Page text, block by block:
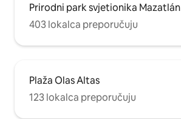
Prirodni park svjetionika Mazatlán
403 lokalca preporučuju
Plaža Olas Altas
123 lokalca preporučuju